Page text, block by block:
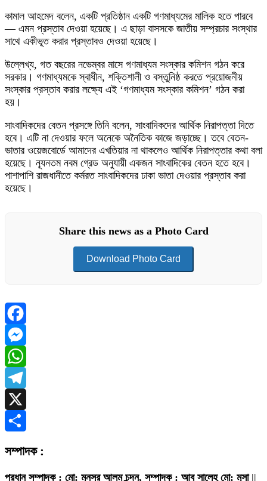
কামাল আহমেদ বলেন, একটি প্রতিষ্ঠান একটি গণমাধ্যমের মালিক হতে পারবে
— এমন প্রস্তাব দেওয়া হয়েছে। এ ছাড়া বাসসকে জাতীয় সম্প্রচার সংস্থার
সাথে একীভূত করার প্রস্তাবও দেওয়া হয়েছে।
উল্লেখ্য, গত বছরের নভেম্বর মাসে গণমাধ্যম সংস্কার কমিশন গঠন করে
সরকার। গণমাধ্যমকে স্বাধীন, শক্তিশালী ও বস্তুনিষ্ঠ করতে প্রয়োজনীয়
সংস্কার প্রস্তাব করার লক্ষ্যে এই ‘গণমাধ্যম সংস্কার কমিশন’ গঠন করা
হয়।
সাংবাদিকদের বেতন প্রসঙ্গে তিনি বলেন, সাংবাদিকদের আর্থিক নিরাপত্তা দিতে
হবে। এটি না দেওয়ার ফলে অনেকে অনৈতিক কাজে জড়াচ্ছে। তবে বেতন-
ভাতার ওয়েজবোর্ডে আমাদের এখতিয়ার না থাকলেও আর্থিক নিরাপত্তার কথা বলা
হয়েছে। ন্যূনতম নবম গ্রেড অনুযায়ী একজন সাংবাদিকের বেতন হতে হবে।
পাশাপাশি রাজধানীতে কর্মরত সাংবাদিকদের ঢাকা ভাতা দেওয়ার প্রস্তাব করা
হয়েছে।
Share this news as a Photo Card
Download Photo Card
Facebook
Messenger
WhatsApp
Telegram
X
সম্পাদক :
প্রধান সম্পাদক : মো: মুনসুর আলম চন্দন, সম্পাদক : আবু সালেহ মো: মূসা||